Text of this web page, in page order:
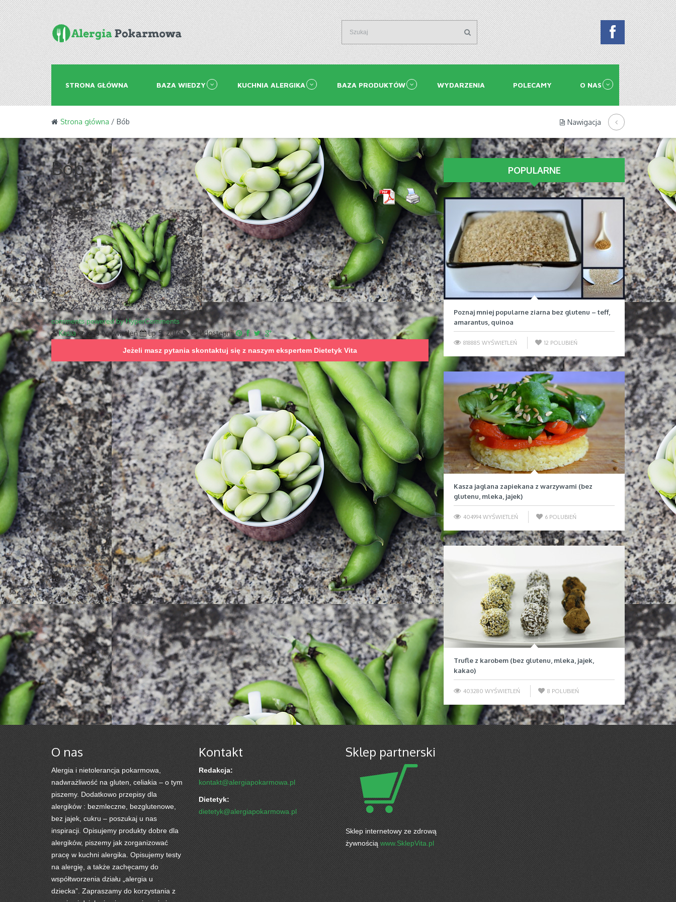
STRONA GŁÓWNA BAZA WIEDZY KUCHNIA ALERGIKA BAZA PRODUKTÓW WYDARZENIA POLECAMY O NAS
Strona główna / Bób Nawigacja
Bób
comments powered by HyperComments
Kasia 220 wyświetleń lip 5, 2016 Udostępnij
Jeżeli masz pytania skontaktuj się z naszym ekspertem Dietetyk Vita
POPULARNE
Poznaj mniej popularne ziarna bez glutenu – teff,
amarantus, quinoa
818885 WYŚWIETLEŃ 12 POLUBIEŃ
Kasza jaglana zapiekana z warzywami (bez
glutenu, mleka, jajek)
404994 WYŚWIETLEŃ 6 POLUBIEŃ
Trufle z karobem (bez glutenu, mleka, jajek,
kakao)
403280 WYŚWIETLEŃ 8 POLUBIEŃ
O nas
Alergia i nietolerancja pokarmowa,
nadwrażliwość na gluten, celiakia – o tym
piszemy. Dodatkowo przepisy dla
alergików : bezmleczne, bezglutenowe,
bez jajek, cukru – poszukaj u nas
inspiracji. Opisujemy produkty dobre dla
alergików, piszemy jak zorganizować
pracę w kuchni alergika. Opisujemy testy
na alergię, a także zachęcamy do
współtworzenia działu „alergia u
dziecka”. Zapraszamy do korzystania z
Kontakt
Redakcja:
kontakt@alergiapokarmowa.pl
Dietetyk:
dietetyk@alergiapokarmowa.pl
Sklep partnerski
Sklep internetowy ze zdrową
żywnością www.SklepVita.pl